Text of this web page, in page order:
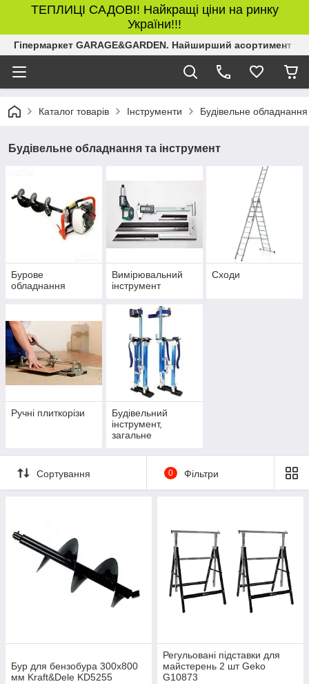
ТЕПЛИЦІ САДОВІ! Найкращі ціни на ринку
України!!!
Гіпермаркет GARAGE&GARDEN. Найширший асортимент
Каталог товарів Інструменти Будівельне обладнання
Будівельне обладнання та інструмент
Бурове
обладнання
Вимірювальний
інструмент
Сходи
Ручні плиткорізи
Будівельний
інструмент,
загальне
Сортування 0 Фільтри
Бур для бензобура 300х800
мм Kraft&Dele KD5255
Регульовані підставки для
майстерень 2 шт Geko
G10873